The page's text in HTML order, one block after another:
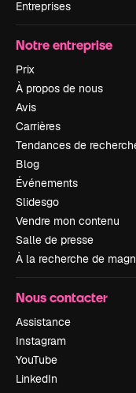
Entreprises
Notre entreprise
Prix
À propos de nous
Avis
Carrières
Tendances de
Blog
Événements
Slidesgo
Vendre mon contenu
Salle de presse
À la recherche de
Nous contacter
Assistance
Instagram
YouTube
LinkedIn